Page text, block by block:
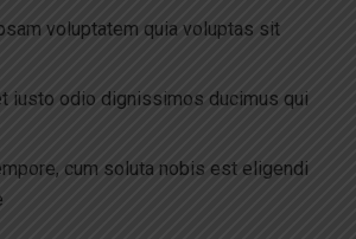
voluptatem quia voluptas sit
iusto odio dignissimos ducimus qui
cum soluta nobis est eligendi